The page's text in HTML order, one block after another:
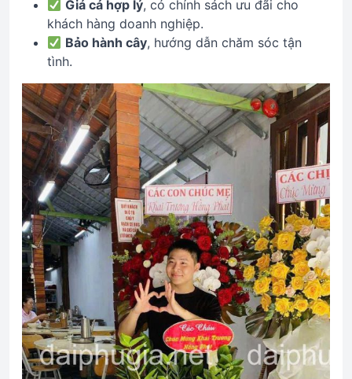
Giá cả hợp lý, có chính sách ưu đãi cho
khách hàng doanh nghiệp.
Bảo hành cây, hướng dẫn chăm sóc tận
tình.